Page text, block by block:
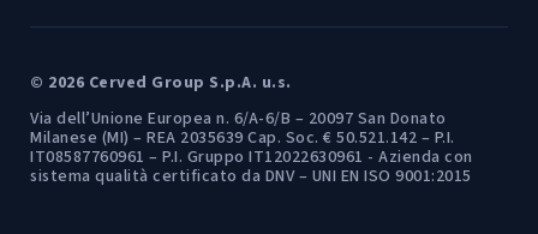
© 2026 Cerved Group S.p.A. u.s.
Via dell’Unione Europea n. 6/A-6/B – 20097 San Donato
Milanese (MI) – REA 2035639 Cap. Soc. € 50.521.142 – P.I.
IT08587760961 – P.I. Gruppo IT12022630961 - Azienda con
sistema qualità certificato da DNV – UNI EN ISO 9001:2015